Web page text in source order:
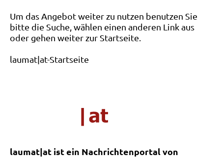
Um das Angebot weiter zu nutzen benutzen Sie
bitte die Suche, wählen einen anderen Link aus
oder gehen weiter zur Startseite.
laumat|at-Startseite
laumat|at ist ein Nachrichtenportal von